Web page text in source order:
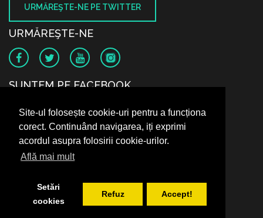
Site-ul folosește cookie-uri pentru a funcționa
corect. Continuând navigarea, iți exprimi
acordul asupra folosirii cookie-urilor.
Află mai mult
Setări
cookies
Refuz Accept!
URMĂREŞTE-NE PE TWITTER
URMĂREŞTE-NE
SUNTEM PE FACEBOOK